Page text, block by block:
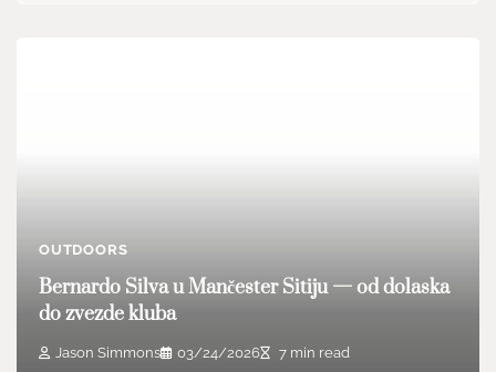
OUTDOORS
Bernardo Silva u Mančester Sitiju — od dolaska
do zvezde kluba
Jason Simmons 03/24/2026 7 min read